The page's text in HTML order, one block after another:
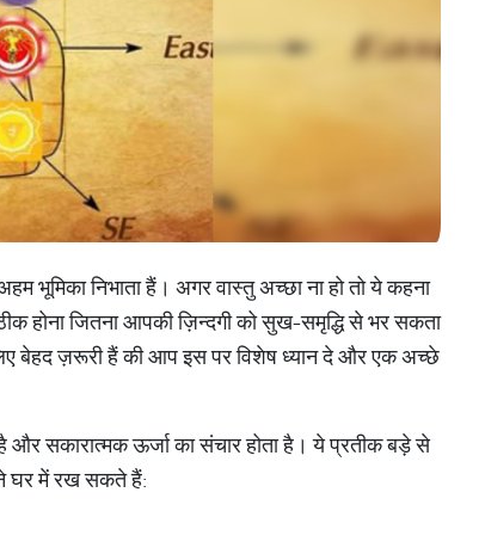
भूमिका निभाता हैं। अगर वास्तु अच्छा ना हो तो ये कहना
होना जितना आपकी ज़िन्दगी को सुख-समृद्धि से भर सकता
बेहद ज़रूरी हैं की आप इस पर विशेष ध्यान दे और एक अच्छे
सकारात्मक ऊर्जा का संचार होता है। ये प्रतीक बड़े से
घर में रख सकते हैं: